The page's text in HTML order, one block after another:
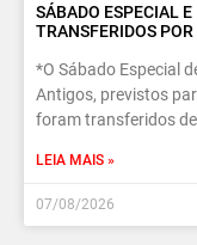
SÁBADO ESPECIAL
TRANSFERIDOS
*O Sábado Especial
Antigos, previstos
foram transferidos
LEIA MAIS »
07/08/2026